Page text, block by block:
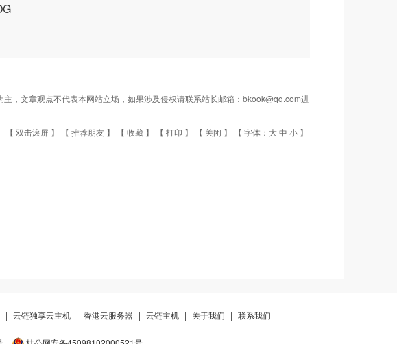
，文章观点不代表本网站立场，如果涉及侵权请联系站长邮箱：bkook@qq.com进
【 双击滚屏 】 【 推荐朋友 】 【 收藏 】 【 打印 】 【 关闭 】 【 字体： 大中 小 】
| 云链独享云主机 | 香港云服务器 | 云链主机 | 关于我们 | 联系我们